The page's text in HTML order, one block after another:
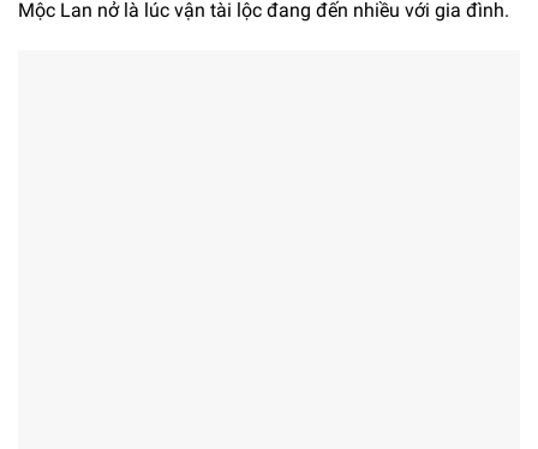
Mộc Lan nở là lúc vận tài lộc đang đến nhiều với gia đình.